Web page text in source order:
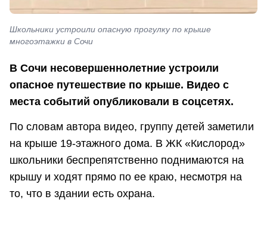
Школьники устроили опасную прогулку по крыше
многоэтажки в Сочи
В Сочи несовершеннолетние устроили
опасное путешествие по крыше. Видео с
места событий опубликовали в соцсетях.
По словам автора видео, группу детей заметили
на крыше 19-этажного дома. В ЖК «Кислород»
школьники беспрепятственно поднимаются на
крышу и ходят прямо по ее краю, несмотря на
то, что в здании есть охрана.